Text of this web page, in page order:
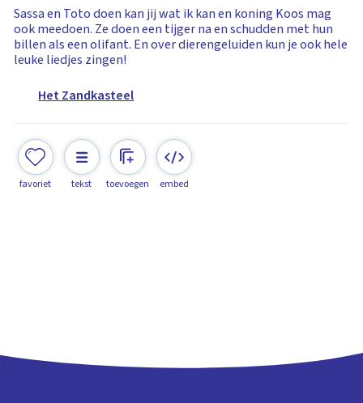
Sassa en Toto doen kan jij wat ik kan en koning Koos mag
ook meedoen. Ze doen een tijger na en schudden met hun
billen als een olifant. En over dierengeluiden kun je ook hele
leuke liedjes zingen!
Het Zandkasteel
favoriet tekst toevoegen embed